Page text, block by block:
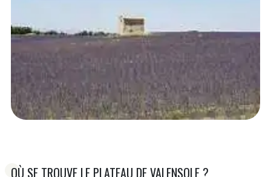
OÙ SE TROUVE LE PLATEAU DE VALENSOLE ?